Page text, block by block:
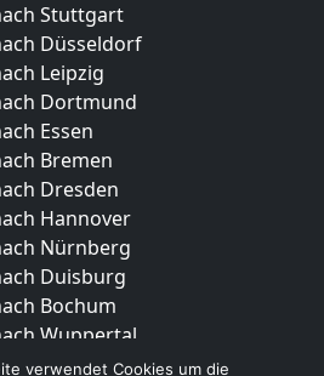
Stuttgart
Düsseldorf
Leipzig
Dortmund
Essen
Bremen
Dresden
Hannover
Nürnberg
Duisburg
Bochum
Wuppertal
Bielefeld
verwendet Cookies um die